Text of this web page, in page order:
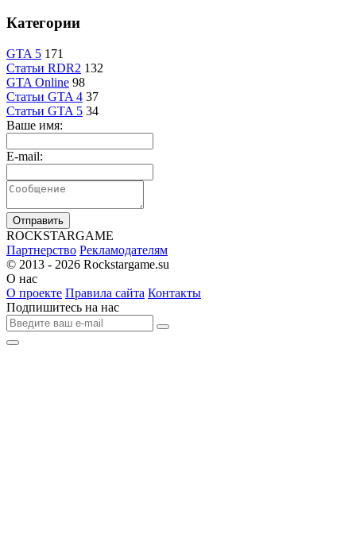
Категории
GTA 5 171
Статьи RDR2 132
GTA Online 98
Статьи GTA 4 37
Статьи GTA 5 34
Ваше имя:
E-mail:
Отправить
ROCKSTARGAME
Партнерство Рекламодателям
© 2013 - 2026 Rockstargame.su
О нас
О проекте Правила сайта Контакты
Подпишитесь на нас